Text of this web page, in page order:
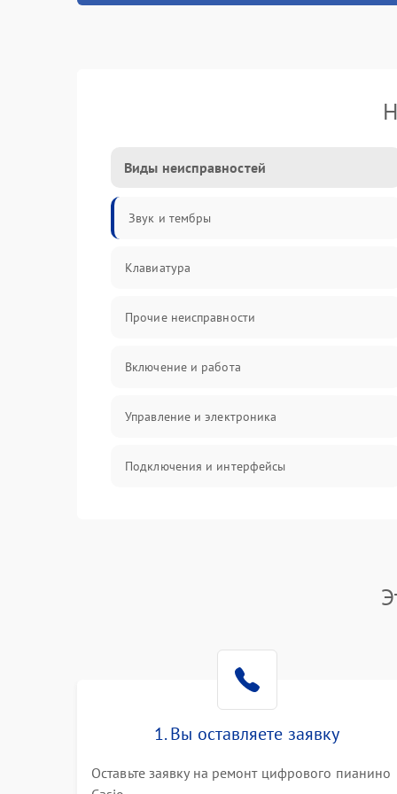
Виды неисправностей
Звук и тембры
Клавиатура
Прочие неисправности
Включение и работа
Управление и электроника
Подключения и интерфейсы
1. Вы оставляете заявку
Оставьте заявку на ремонт цифрового пианино